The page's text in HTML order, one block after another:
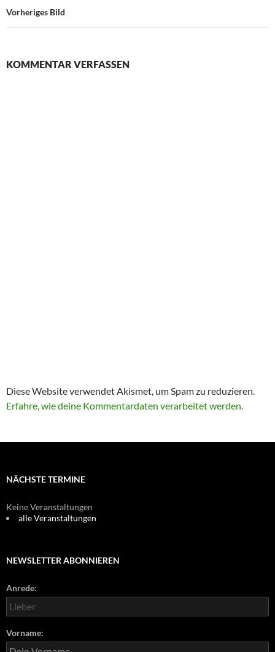
Vorheriges Bild
KOMMENTAR VERFASSEN
Diese Website verwendet Akismet, um Spam zu reduzieren.
Erfahre, wie deine Kommentardaten verarbeitet werden.
NÄCHSTE TERMINE
Keine Veranstaltungen
alle Veranstaltungen
NEWSLETTER ABONNIEREN
Anrede:
Vorname: